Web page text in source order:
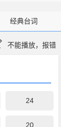
经典台词
不能播放，报错
24
20